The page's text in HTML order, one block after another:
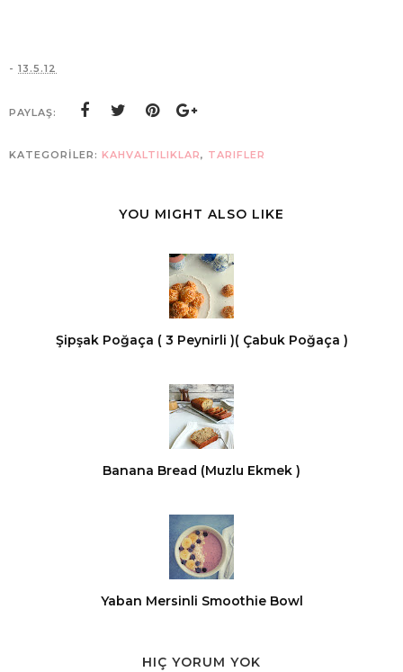
- 13.5.12
PAYLAŞ:
KATEGORİLER: KAHVALTILIKLAR, TARIFLER
YOU MIGHT ALSO LIKE
Şipşak Poğaça ( 3 Peynirli )( Çabuk Poğaça )
Banana Bread (Muzlu Ekmek )
Yaban Mersinli Smoothie Bowl
HIÇ YORUM YOK